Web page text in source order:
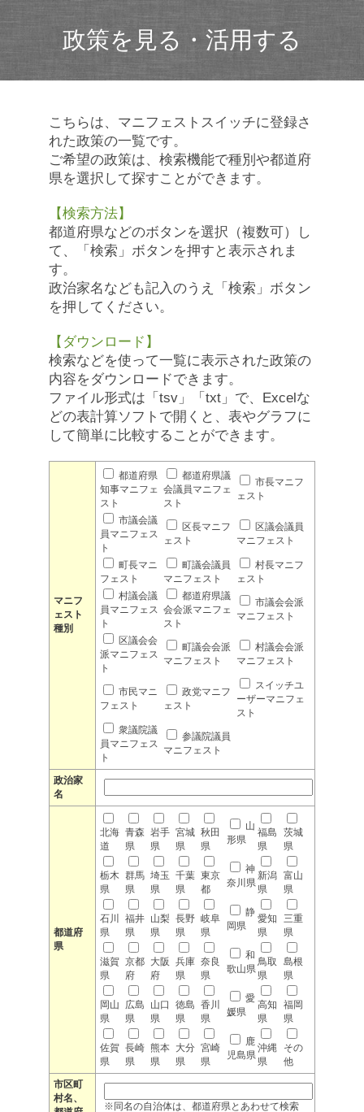
政策を見る・活用する
こちらは、マニフェストスイッチに登録さ
れた政策の一覧です。
ご希望の政策は、検索機能で種別や都道府
県を選択して探すことができます。
【検索方法】
都道府県などのボタンを選択（複数可）し
て、「検索」ボタンを押すと表示されま
す。
政治家名なども記入のうえ「検索」ボタン
を押してください。
【ダウンロード】
検索などを使って一覧に表示された政策の
内容をダウンロードできます。
ファイル形式は「tsv」「txt」で、Excelな
どの表計算ソフトで開くと、表やグラフに
して簡単に比較することができます。
マニフ
ェスト
種別
都道府県
知事マニフェ
スト
都道府県議
会議員マニフェ
スト
市長マニフ
ェスト
市議会議
員マニフェス
ト
区長マニフ
ェスト
区議会議員
マニフェスト
町長マニ
フェスト
町議会議員
マニフェスト
村長マニフ
ェスト
村議会議
員マニフェス
ト
都道府県議
会会派マニフェ
スト
市議会会派
マニフェスト
区議会会
派マニフェス
ト
町議会会派
マニフェスト
村議会会派
マニフェスト
市民マニ
フェスト
政党マニフ
ェスト
スイッチユ
ーザーマニフェ
スト
衆議院議
員マニフェス
ト
参議院議員
マニフェスト
政治家
名
都道府
県
北海
道
青森
県
岩手
県
宮城
県
秋田
県
山
形県
福島
県
茨城
県
栃木
県
群馬
県
埼玉
県
千葉
県
東京
都
神
奈川県
新潟
県
富山
県
石川
県
福井
県
山梨
県
長野
県
岐阜
県
静
岡県
愛知
県
三重
県
滋賀
県
京都
府
大阪
府
兵庫
県
奈良
県
和
歌山県
鳥取
県
島根
県
岡山
県
広島
県
山口
県
徳島
県
香川
県
愛
媛県
高知
県
福岡
県
佐賀
県
長崎
県
熊本
県
大分
県
宮崎
県
鹿
児島県
沖縄
県
その
他
市区町
村名、
※同名の自治体は、都道府県とあわせて検索